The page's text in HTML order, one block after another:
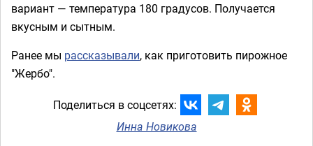
вариант — температура 180 градусов. Получается
вкусным и сытным.
Ранее мы рассказывали, как приготовить пирожное
"Жербо".
Поделиться в соцсетях:
Инна Новикова